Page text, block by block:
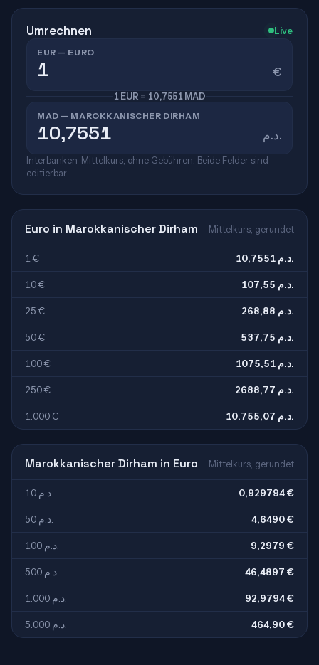
Umrechnen Live
EUR — EURO
€
1 EUR = 10,7551 MAD
MAD — MAROKKANISCHER DIRHAM
د.م.
Interbanken-Mittelkurs, ohne Gebühren. Beide Felder sind
editierbar.
Euro in Marokkanischer Dirham Mittelkurs, gerundet
1 € 10,7551 د.م.
10 € 107,55 د.م.
25 € 268,88 د.م.
50 € 537,75 د.م.
100 € 1075,51 د.م.
250 € 2688,77 د.م.
1.000 € 10.755,07 د.م.
Marokkanischer Dirham in Euro Mittelkurs, gerundet
10 د.م. 0,929794 €
50 د.م. 4,6490 €
100 د.م. 9,2979 €
500 د.م. 46,4897 €
1.000 د.م. 92,9794 €
5.000 د.م. 464,90 €